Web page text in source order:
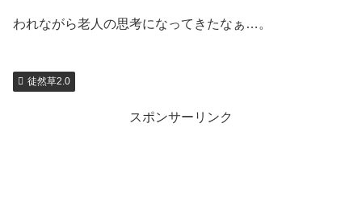
われながら老人の思考になってきたなぁ…。
徒然草2.0
スポンサーリンク